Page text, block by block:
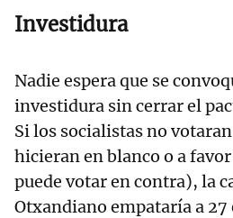
Investidura
Nadie espera que se
investidura sin cerrar el
Si los socialistas no
hicieran en blanco o a
puede votar en contra), la
Otxandiano empataría a 27